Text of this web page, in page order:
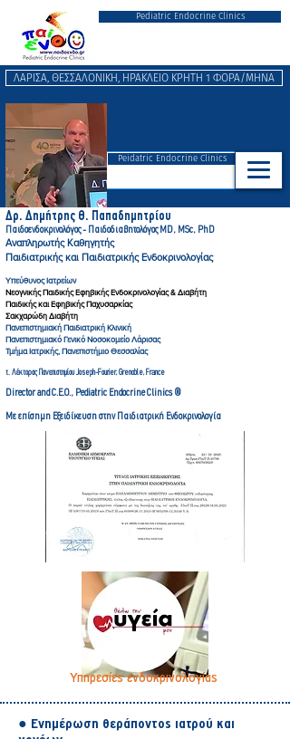
Pediatric Endocrine Clinics
ΛΑΡΙΣΑ, ΘΕΣΣΑΛΟΝΙΚΗ, ΗΡΑΚΛΕΙΟ ΚΡΗΤΗ 1 ΦΟΡΑ/ΜΗΝΑ
Peidatric Endocrine Clinics
Δρ. Δημήτρης Θ. Παπαδημητρίου
Παιδοενδοκρινολόγος - Παιδοδιαβητολόγος MD, MSc, PhD
Αναπληρωτής Καθηγητής
Παιδιατρικής και Παιδιατρικής Ενδοκρινολογίας
Υπεύθυνος Ιατρείων
Νεογνικής Παιδικής Εφηβικής Ενδοκρινολογίας & Διαβήτη
Παιδικής και Εφηβικής Παχυσαρκίας
Σακχαρώδη Διαβήτη
Πανεπιστημιακή Παιδιατρική Κλινική
Πανεπιστημιακό Γενικό Νοσοκομείο Λάρισας
Τμήμα Ιατρικής, Πανεπιστήμιο Θεσσαλίας
τ. Λέκτορας Πανεπιστημίου Joseph-Fourier, Grenoble, France
Director and C.E.O., Pediatric Endocrine Clinics ®
Με επίσημη Εξειδίκευση στην Παιδιατρική Ενδοκρινολογία
Υπηρεσίες ενδοκρινολογίας
● Ενημέρωση θεράποντος ιατρού και